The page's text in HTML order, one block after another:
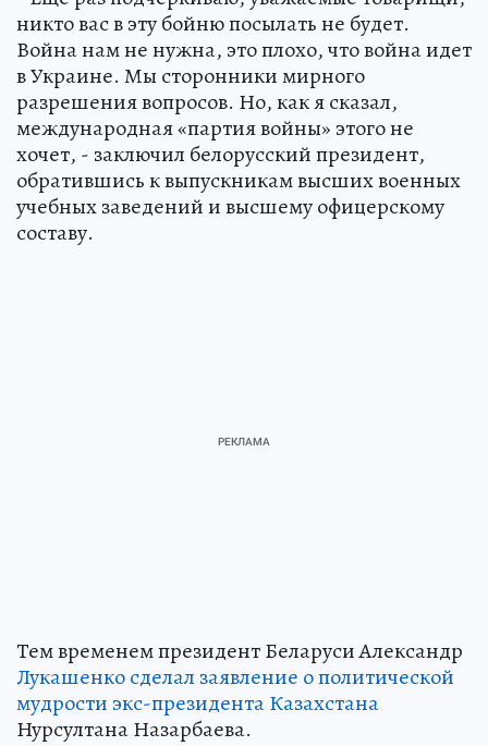
никто вас в эту бойню посылать не будет.
Война нам не нужна, это плохо, что война идет
в Украине. Мы сторонники мирного
разрешения вопросов. Но, как я сказал,
международная «партия войны» этого не
хочет, - заключил белорусский президент,
обратившись к выпускникам высших военных
учебных заведений и высшему офицерскому
составу.
Тем временем президент Беларуси Александр
Лукашенко сделал заявление о политической
мудрости экс-президента Казахстана
Нурсултана Назарбаева.